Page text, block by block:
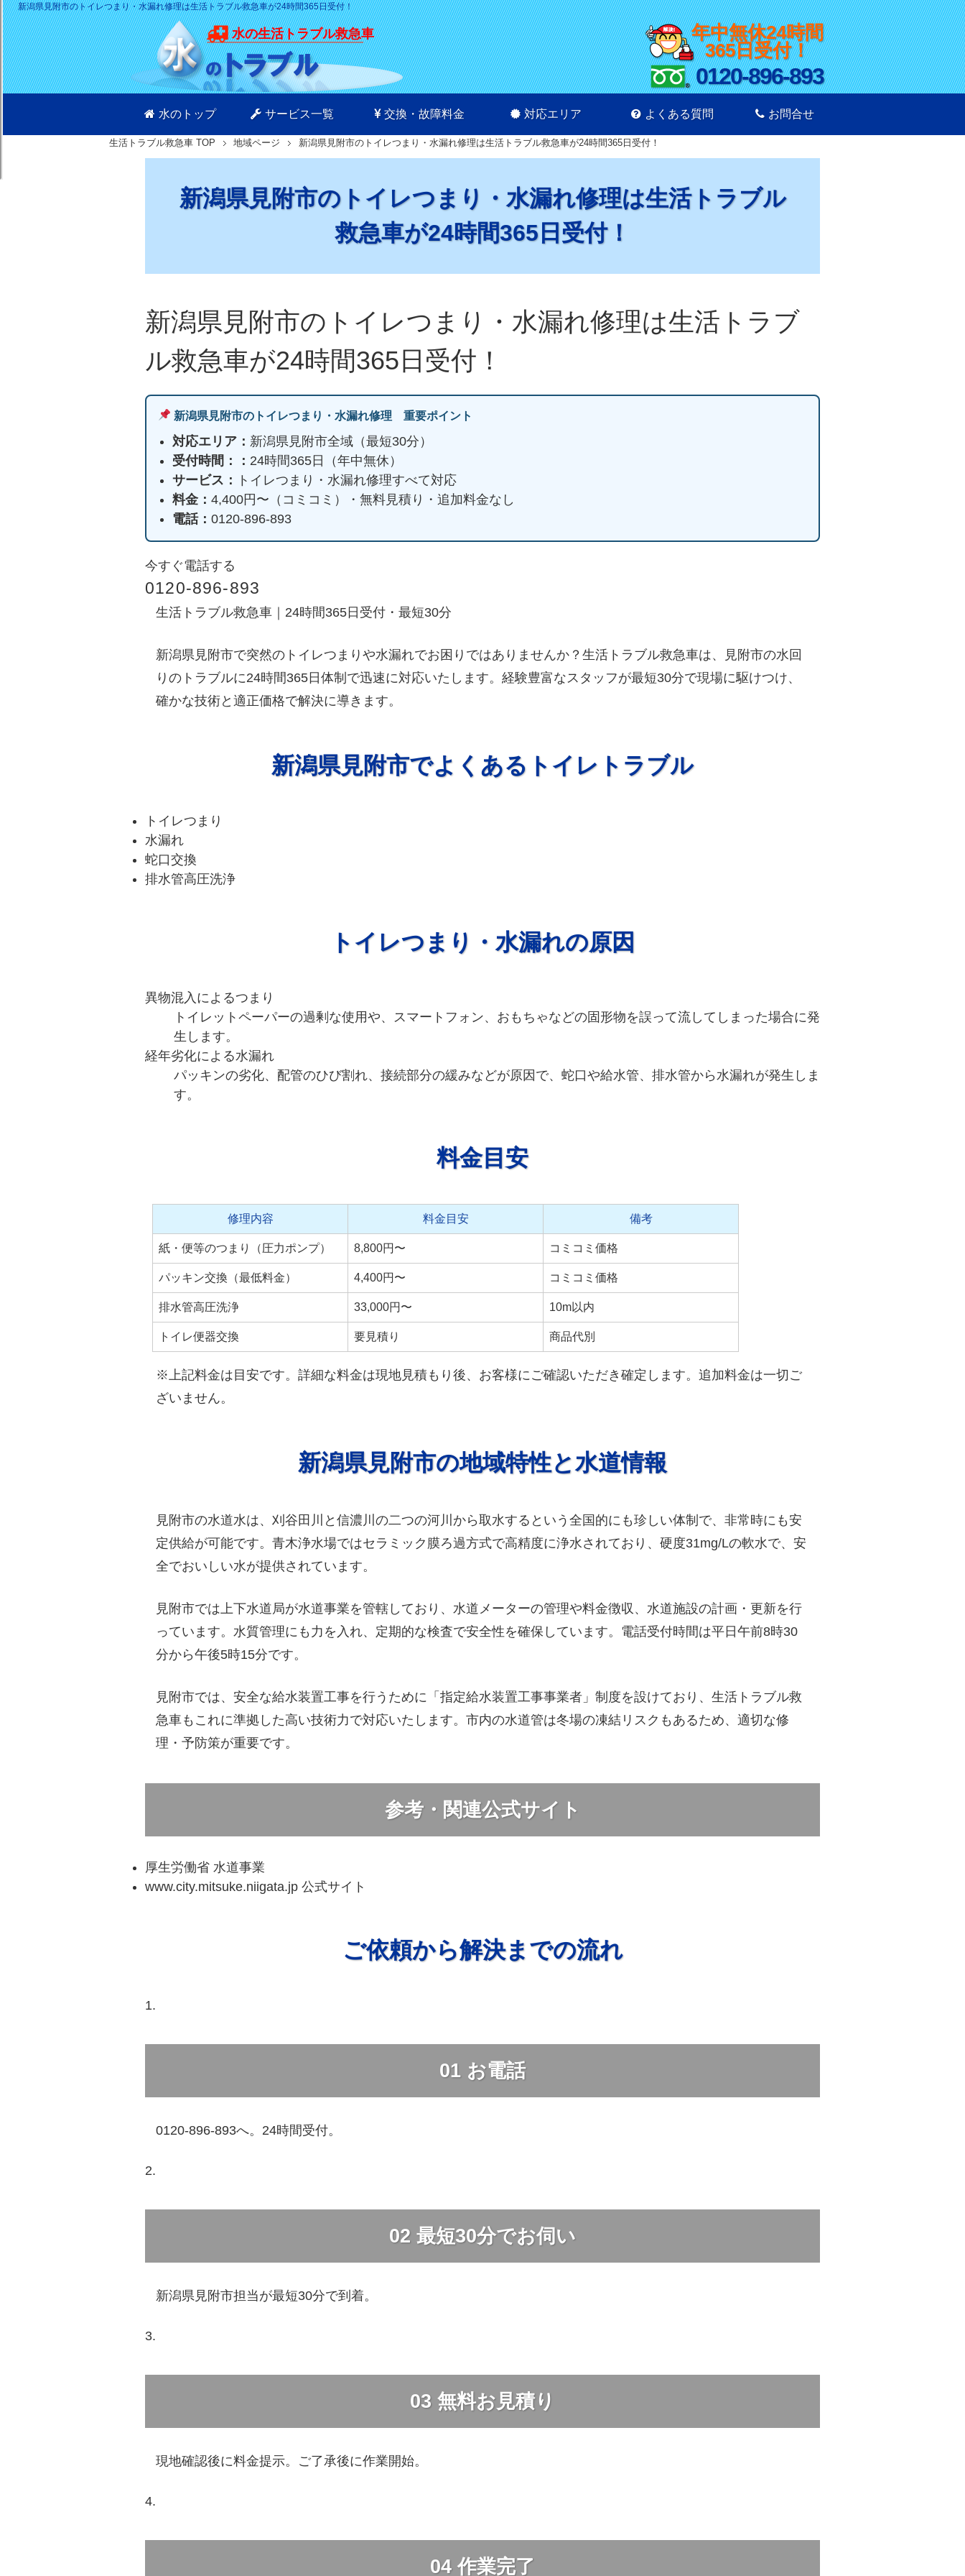
新潟県見附市のトイレつまり・水漏れ修理は生活トラブル救急車が24時間365日受付！
水の生活トラブル救急車
年中無休24時間
365日受付！
0120-896-893
水のトップ サービス一覧 交換・故障料金 対応エリア よくある質問 お問合せ
生活トラブル救急車 TOP 地域ページ 新潟県見附市のトイレつまり・水漏れ修理は生活トラブル救急車が24時間365日受付！
新潟県見附市のトイレつまり・水漏れ修理は生活トラブル
救急車が24時間365日受付！
新潟県見附市のトイレつまり・水漏れ修理は生活トラブ
ル救急車が24時間365日受付！
新潟県見附市のトイレつまり・水漏れ修理 重要ポイント
対応エリア： 新潟県見附市全域（最短30分）
受付時間：： 24時間365日（年中無休）
サービス：
トイレつまり・水漏れ修理すべて対応
料金： 4,400円〜（コミコミ）・無料見積り・追加料金なし
電話： 0120-896-893
今すぐ電話する
0120-896-893
生活トラブル救急車｜24時間365日受付・最短30分
新潟県見附市で突然のトイレつまりや水漏れでお困りではありませんか？生活トラブル救急車は、見附市の水回
りのトラブルに24時間365日体制で迅速に対応いたします。経験豊富なスタッフが最短30分で現場に駆けつけ、
確かな技術と適正価格で解決に導きます。
新潟県見附市でよくあるトイレトラブル
トイレつまり
水漏れ
蛇口交換
排水管高圧洗浄
トイレつまり・水漏れの原因
異物混入によるつまり
トイレットペーパーの過剰な使用や、スマートフォン、おもちゃなどの固形物を誤って流してしまった場合に発
生します。
経年劣化による水漏れ
パッキンの劣化、配管のひび割れ、接続部分の緩みなどが原因で、蛇口や給水管、排水管から水漏れが発生しま
す。
料金目安
修理内容 料金目安 備考
紙・便等のつまり（圧力ポンプ） 8,800円〜 コミコミ価格
パッキン交換（最低料金） 4,400円〜 コミコミ価格
排水管高圧洗浄 33,000円〜 10m以内
トイレ便器交換 要見積り 商品代別
※上記料金は目安です。詳細な料金は現地見積もり後、お客様にご確認いただき確定します。追加料金は一切ご
ざいません。
新潟県見附市の地域特性と水道情報
見附市の水道水は、刈谷田川と信濃川の二つの河川から取水するという全国的にも珍しい体制で、非常時にも安
定供給が可能です。青木浄水場ではセラミック膜ろ過方式で高精度に浄水されており、硬度31mg/Lの軟水で、安
全でおいしい水が提供されています。
見附市では上下水道局が水道事業を管轄しており、水道メーターの管理や料金徴収、水道施設の計画・更新を行
っています。水質管理にも力を入れ、定期的な検査で安全性を確保しています。電話受付時間は平日午前8時30
分から午後5時15分です。
見附市では、安全な給水装置工事を行うために「指定給水装置工事事業者」制度を設けており、生活トラブル救
急車もこれに準拠した高い技術力で対応いたします。市内の水道管は冬場の凍結リスクもあるため、適切な修
理・予防策が重要です。
参考・関連公式サイト
厚生労働省 水道事業
www.city.mitsuke.niigata.jp 公式サイト
ご依頼から解決までの流れ
01 お電話
0120-896-893へ。24時間受付。
02 最短30分でお伺い
新潟県見附市担当が最短30分で到着。
03 無料お見積り
現地確認後に料金提示。ご了承後に作業開始。
04作業完了